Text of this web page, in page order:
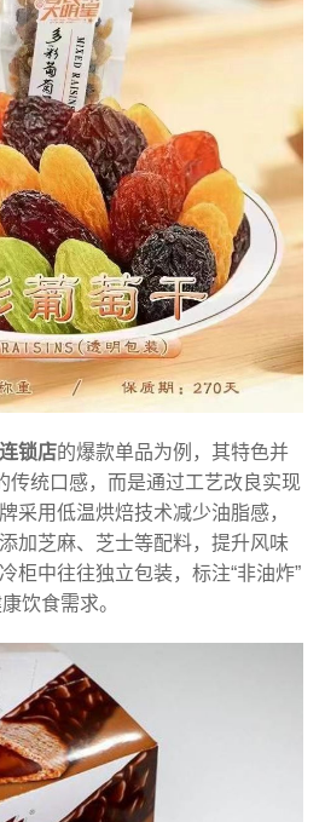
锁店的爆款单品为例，其特色并
传统口感，而是通过工艺改良实现
采用低温烘焙技术减少油脂感，
加芝麻、芝士等配料，提升风味
柜中往往独立包装，标注“非油炸”
饮食需求。